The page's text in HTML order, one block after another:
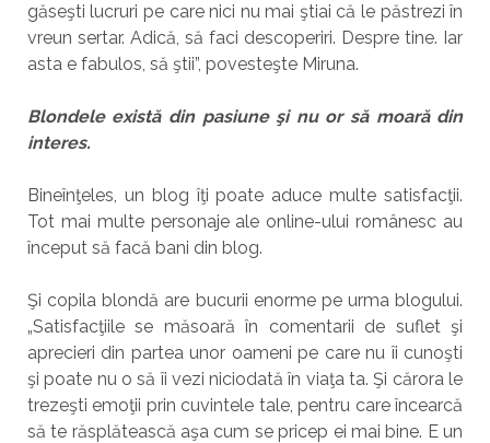
găseşti lucruri pe care nici nu mai ştiai că le păstrezi în
vreun sertar. Adică, să faci descoperiri. Despre tine. Iar
asta e fabulos, să ştii”, povesteşte Miruna.
Blondele există din pasiune şi nu or să moară din
interes.
Bineînţeles, un blog îţi poate aduce multe satisfacţii.
Tot mai multe personaje ale online-ului românesc au
început să facă bani din blog.
Şi copila blondă are bucurii enorme pe urma blogului.
„Satisfacţiile se măsoară în comentarii de suflet şi
aprecieri din partea unor oameni pe care nu îi cunoşti
şi poate nu o să îi vezi niciodată în viaţa ta. Şi cărora le
trezeşti emoţii prin cuvintele tale, pentru care încearcă
să te răsplătească aşa cum se pricep ei mai bine. E un